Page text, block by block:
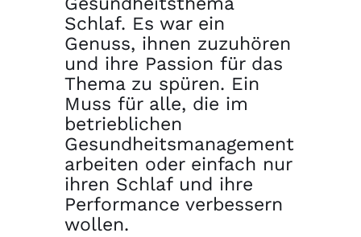
Schlaf. Es war ein
Genuss, ihnen zuzuhören
und ihre Passion für das
Thema zu spüren. Ein
Muss für alle, die im
betrieblichen
Gesundheitsmanagement
arbeiten oder einfach nur
ihren Schlaf und ihre
Performance verbessern
wollen.